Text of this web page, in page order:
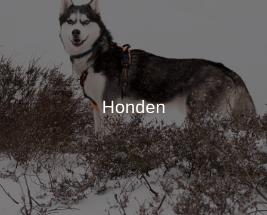
Honden